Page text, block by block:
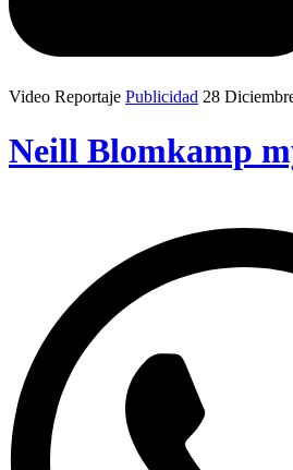
Video Reportaje Publicidad 28
Neill Blomkamp